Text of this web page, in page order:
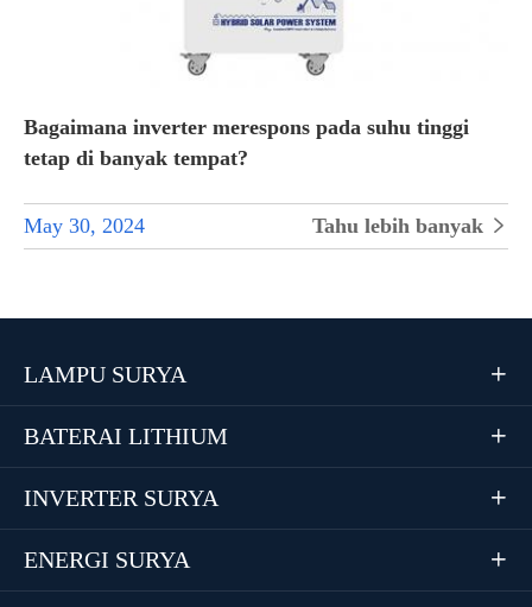
Bagaimana inverter merespons pada suhu tinggi
tetap di banyak tempat?
May 30, 2024 Tahu lebih banyak 
LAMPU SURYA 
BATERAI LITHIUM 
INVERTER SURYA 
ENERGI SURYA 